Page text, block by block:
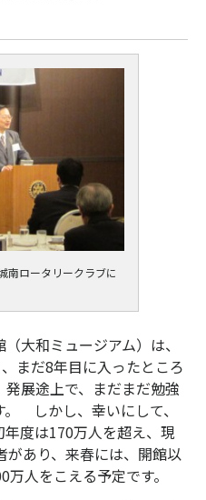
ロータリークラブに
大和ミュージアム）は、
まだ8年目に入ったところ
展途上で、まだまだ勉強
しかし、幸いにして、
度は170万人を超え、現
あり、来春には、開館以
人をこえる予定です。